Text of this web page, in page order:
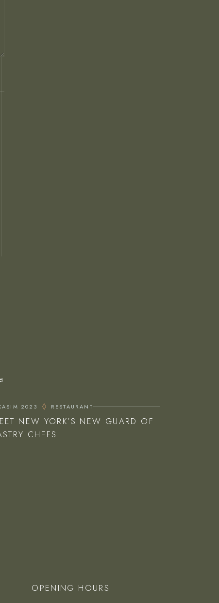
2023 RESTAURANT
NEW YORK’S NEW GUARD OF
CHEFS
OPENING HOURS